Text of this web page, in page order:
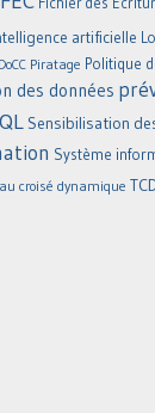
artificielle
Piratage Politique
des données
Sensibilisation
Système
croisé dynamique